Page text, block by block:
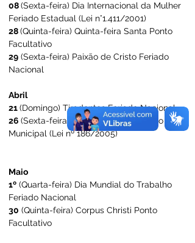
08 (Sexta-feira) Dia Internacional da Mulher
Feriado Estadual (Lei n°1.411/2001)
28 (Quinta-feira) Quinta-feira Santa Ponto
Facultativo
29 (Sexta-feira) Paixão de Cristo Feriado
Nacional
Abril
21 (Domingo) Tiradentes Feriado Nacional
26 (Sexta-feira) Dia do Esporte Feriado
Municipal (Lei nº 186/2005)
Maio
1º (Quarta-feira) Dia Mundial do Trabalho
Feriado Nacional
30 (Quinta-feira) Corpus Christi Ponto
Facultativo